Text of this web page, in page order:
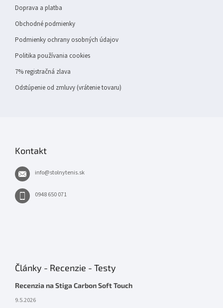
Doprava a platba
Obchodné podmienky
Podmienky ochrany osobných údajov
Politika používania cookies
7% registračná zlava
Odstúpenie od zmluvy (vrátenie tovaru)
Kontakt
info@stolnytenis.sk
0948 650 071
Články - Recenzie - Testy
Recenzia na Stiga Carbon Soft Touch
9.5.2026